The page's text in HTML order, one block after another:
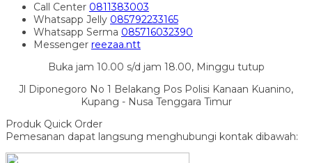
Call Center 0811383003
Whatsapp Jelly 085792233165
Whatsapp Serma 085716032390
Messenger reezaa.ntt
Buka jam 10.00 s/d jam 18.00, Minggu tutup
Jl Diponegoro No 1 Belakang Pos Polisi Kanaan Kuanino,
Kupang - Nusa Tenggara Timur
Produk Quick Order
Pemesanan dapat langsung menghubungi kontak dibawah: